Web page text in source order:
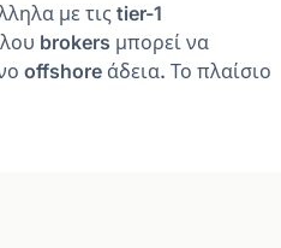
με τις tier-1
brokers μπορεί να
offshore άδεια. Το πλαίσιο